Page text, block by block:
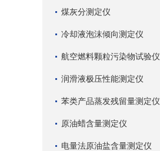
煤灰分测定仪
冷却液泡沫倾向测定仪
航空燃料颗粒污染物试验仪
润滑液极压性能测定仪
苯类产品蒸发残留量测定仪
原油蜡含量测定仪
电量法原油盐含量测定仪